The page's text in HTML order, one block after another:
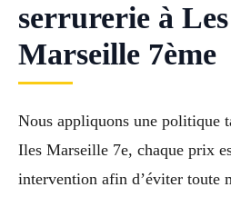
serrurerie à
Marseille 7ème
Nous appliquons une politique
Iles Marseille 7e, chaque prix
intervention afin d’éviter toute